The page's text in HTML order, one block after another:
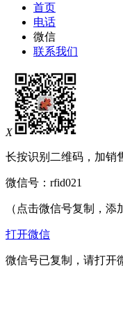
首页
电话
微信
联系我们
X
长按识别二维码，加销
微信号： rfid021
（点击微信号复制，添
打开微信
微信号已复制，请打开